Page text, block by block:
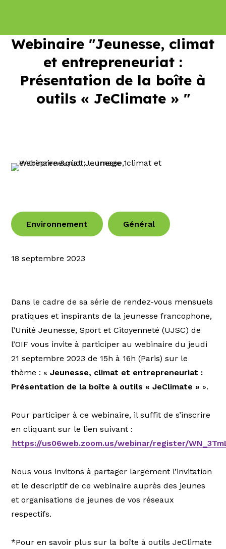
Webinaire "Jeunesse, climat
et entrepreneuriat :
Présentation de la boîte à
outils « JeClimate » "
Environnement Général
18 septembre 2023
Dans le cadre de sa série de rendez-vous mensuels
pratiques et inspirants de la jeunesse francophone,
l’Unité Jeunesse, Sport et Citoyenneté (UJSC) de
l’OIF vous invite à participer au webinaire du jeudi
21 septembre 2023 de 15h à 16h (Paris) sur le
thème : «Jeunesse, climat et entrepreneuriat :
Présentation de la boîte à outils « JeClimate » ».
Pour participer à ce webinaire, il suffit de s’inscrire
en cliquant sur le lien suivant :
https://us06web.zoom.us/webinar/register/
Nous vous invitons à partager largement l’invitation
et le descriptif de ce webinaire auprès des jeunes
et organisations de jeunes de vos réseaux
respectifs.
*Pour en savoir plus sur la boîte à outils JeClimate